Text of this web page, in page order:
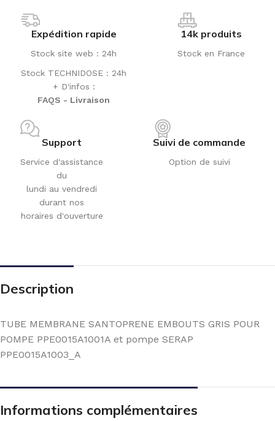
Expédition rapide
Stock site web : 24h
Stock TECHNIDOSE : 24h
+ D'infos :
FAQS - Livraison
14k produits
Stock en France
Support
Service d'assistance
du
lundi au vendredi
durant nos
horaires d'ouverture
Suivi de commande
Option de suivi
Description
TUBE MEMBRANE SANTOPRENE EMBOUTS GRIS POUR
POMPE PPE0015A1001A et pompe SERAP
PPE0015A1003_A
Informations complémentaires